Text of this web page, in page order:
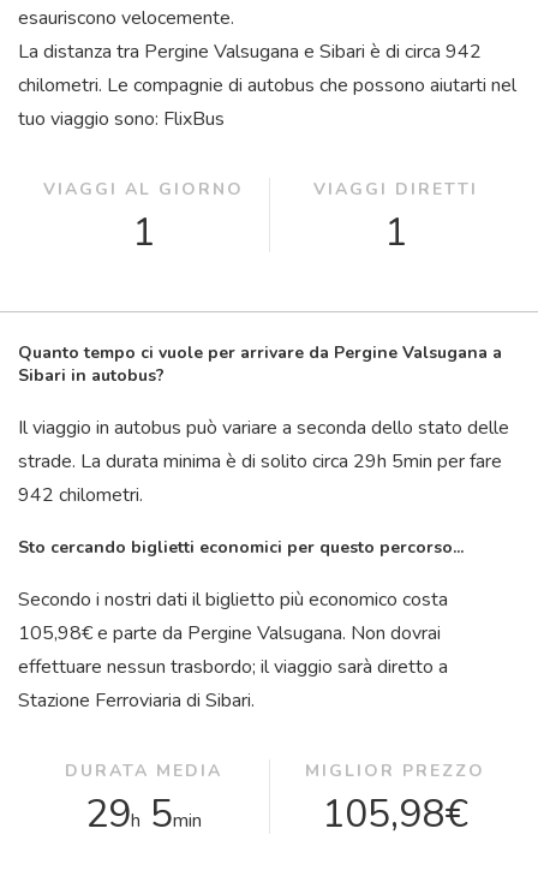
esauriscono velocemente.
La distanza tra Pergine Valsugana e Sibari è di circa 942
chilometri. Le compagnie di autobus che possono aiutarti nel
tuo viaggio sono: FlixBus
VIAGGI AL GIORNO
1
VIAGGI DIRETTI
1
Quanto tempo ci vuole per arrivare da Pergine Valsugana a
Sibari in autobus?
Il viaggio in autobus può variare a seconda dello stato delle
strade. La durata minima è di solito circa 29h 5min per fare
942 chilometri.
Sto cercando biglietti economici per questo percorso...
Secondo i nostri dati il ​​biglietto più economico costa
105,98€ e parte da Pergine Valsugana. Non dovrai
effettuare nessun trasbordo; il viaggio sarà diretto a
Stazione Ferroviaria di Sibari.
DURATA MEDIA
29h 5min
MIGLIOR PREZZO
105,98€